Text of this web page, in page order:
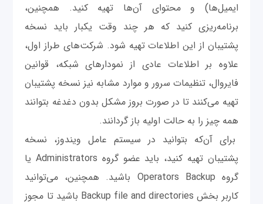
ایمیل‌ها) و محتوای آن‌ها تهیه کنید. همچنین،
برنامه‌ریزی کنید که هر چند وقت یکبار باید نسخه
پشتیبان از این اطلاعات تهیه شود. شرکت‌های طراز اول،
علاوه بر اطلاعات عادی از نمودارهای شبکه، قوانین
فایروال، تنظیمات سرور و موارد مشابه نیز نسخه پشتیبان
تهیه می‌کنند تا در صورت بروز مشکل بدون دغدغه بتوانند
همه چیز را به حالت اولیه باز گردانند.
برای آن‌که بتوانید در سیستم عامل ویندوز، نسخه
پشتیبان تهیه کنید، باید عضو گروه Administrators یا
گروه Operators Backup باشید. همچنین، می‌توانید
کاربر بخش Backup file and directories باشید تا مجوز